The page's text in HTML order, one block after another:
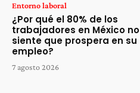
Entorno laboral
¿Por qué el 80% de los
trabajadores en México no
siente que prospera en su
empleo?
7 agosto 2026